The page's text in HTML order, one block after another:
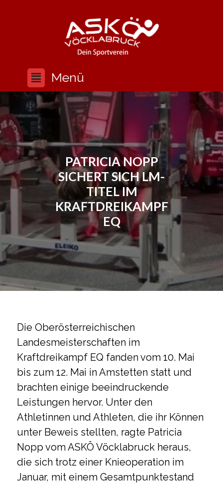
PATRICIA NOPP
SICHERT SICH LM-
TITEL IM
KRAFTDREIKAMPF
EQ
Die Oberösterreichischen
Landesmeisterschaften im
Kraftdreikampf EQ fanden vom 10. Mai
bis zum 12. Mai in Amstetten statt und
brachten einige beeindruckende
Leistungen hervor. Unter den
Athletinnen und Athleten, die ihr Können
unter Beweis stellten, ragte Patricia
Nopp vom ASKÖ Vöcklabruck heraus,
die sich trotz einer Knieoperation im
Januar, mit einem Gesamtpunktestand